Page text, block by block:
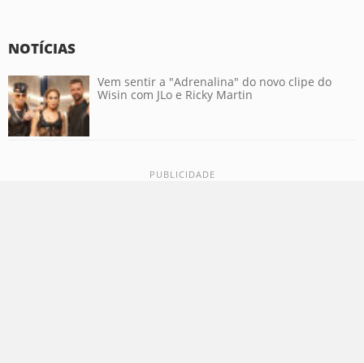
NOTÍCIAS
Vem sentir a "Adrenalina" do novo clipe do
Wisin com JLo e Ricky Martin